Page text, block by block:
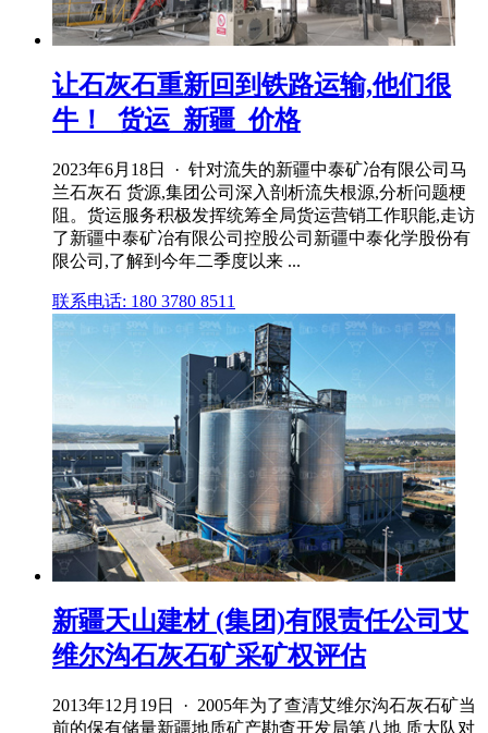
让石灰石重新回到铁路运输,他们很
牛！_货运_新疆_价格
2023年6月18日 · 针对流失的新疆中泰矿冶有限公司马
兰石灰石 货源,集团公司深入剖析流失根源,分析问题梗
阻。货运服务积极发挥统筹全局货运营销工作职能,走访
了新疆中泰矿冶有限公司控股公司新疆中泰化学股份有
限公司,了解到今年二季度以来 ...
联系电话: 180 3780 8511
新疆天山建材 (集团)有限责任公司艾
维尔沟石灰石矿采矿权评估
2013年12月19日 · 2005年为了查清艾维尔沟石灰石矿当
前的保有储量新疆地质矿产勘查开发局第八地 质大队对